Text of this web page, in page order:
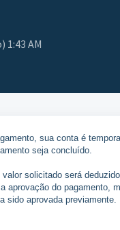
1:43 AM
sua conta é
seja concluído.
solicitado será
aprovação do pagamento,
sido aprovada previamente.